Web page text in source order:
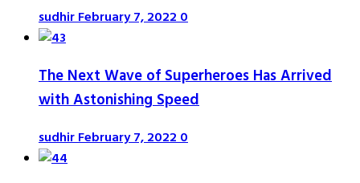
sudhirFebruary 7, 20220
The Next Wave of Superheroes Has Arrived
with Astonishing Speed
sudhirFebruary 7, 20220